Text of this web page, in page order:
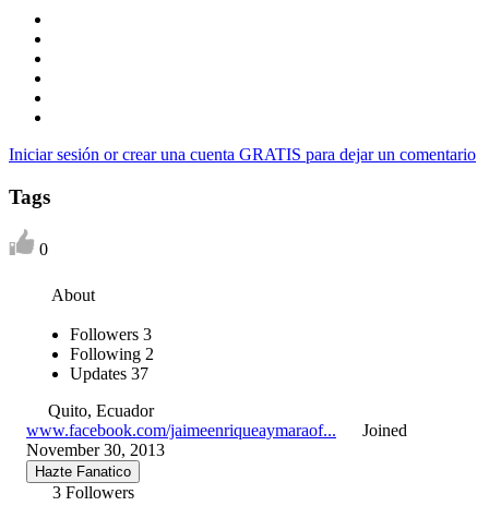
Iniciar sesión or crear una cuenta GRATIS para dejar un comentario
Tags
0
About
Followers 3
Following 2
Updates 37
Quito, Ecuador
www.facebook.com/jaimeenriqueaymaraof...
Joined
November 30, 2013
Hazte Fanatico
3 Followers